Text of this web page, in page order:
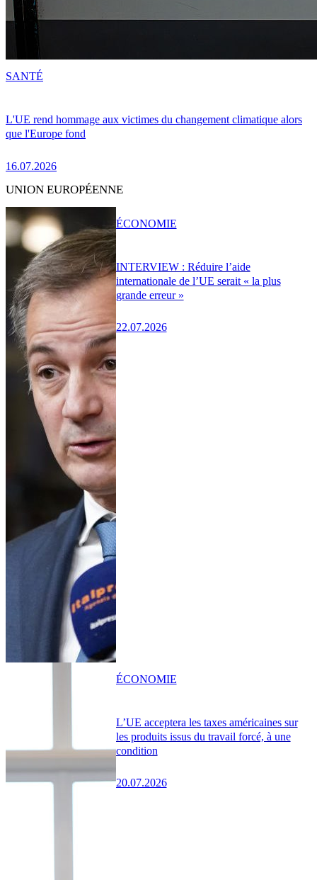
L'UE rend hommage aux victimes du changement climatique alors
que l'Europe fond
16.07.2026
SANTÉ
UNION EUROPÉENNE
INTERVIEW : Réduire l’aide
internationale de l’UE serait « la plus
grande erreur »
22.07.2026
ÉCONOMIE
L’UE acceptera les taxes américaines sur
les produits issus du travail forcé, à une
condition
20.07.2026
ÉCONOMIE